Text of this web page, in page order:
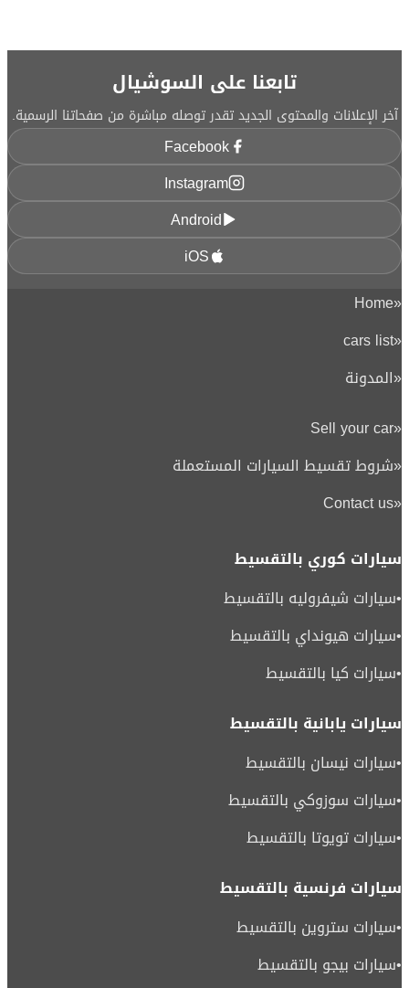
تابعنا على السوشيال
آخر الإعلانات والمحتوى الجديد تقدر توصله مباشرة من صفحاتنا الرسمية.
Facebook
Instagram
Android
iOS
«
Home
«
cars list
«المدونة
«
Sell your car
«شروط تقسيط السيارات المستعملة
«
Contact us
سيارات كوري بالتقسيط
•سيارات شيفروليه بالتقسيط
•سيارات هيونداي بالتقسيط
•سيارات كيا بالتقسيط
سيارات يابانية بالتقسيط
•سيارات نيسان بالتقسيط
•سيارات سوزوكي بالتقسيط
•سيارات تويوتا بالتقسيط
سيارات فرنسية بالتقسيط
•سيارات ستروين بالتقسيط
•سيارات بيجو بالتقسيط